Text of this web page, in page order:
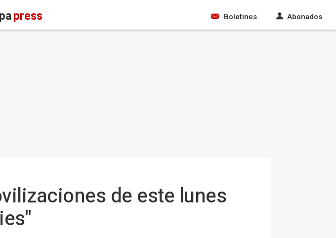
press Boletines Abonados
de este lunes